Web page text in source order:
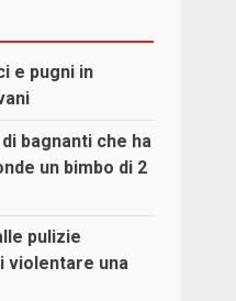
e pugni in
bagnanti che ha
un bimbo di 2
pulizie
violentare una